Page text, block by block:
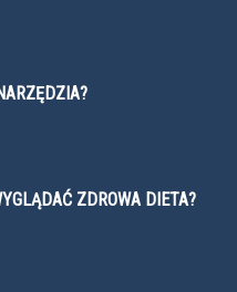
ZDROWA DIETA?